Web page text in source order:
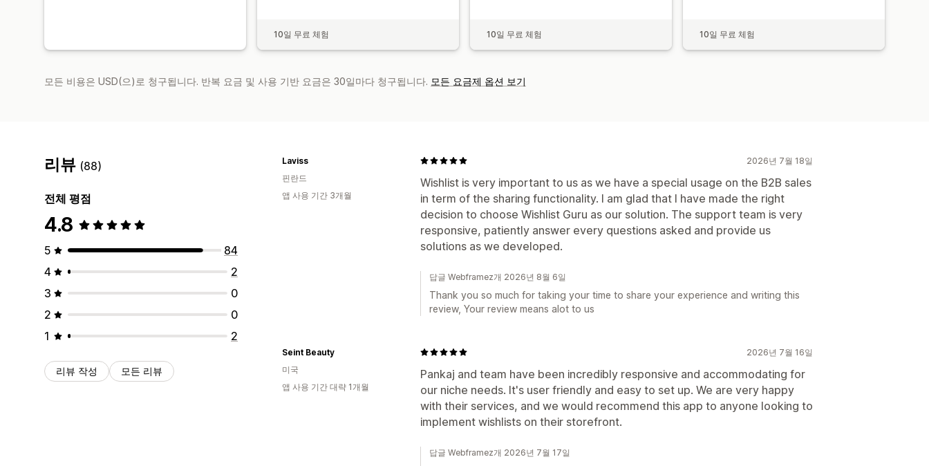
10일 무료 체험 10일 무료 체험 10일 무료 체험
모든 비용은 USD(으)로 청구됩니다. 반복 요금 및 사용 기반 요금은 30일마다 청구됩니다. 모든 요금제 옵션 보기
리뷰 (88)
전체 평점
4.8
5
84
4
2
3
0
2
0
1
2
리뷰 작성 모든 리뷰
2026년 7월 18일
Wishlist is very important to us as we have a special usage on the B2B sales
in term of the sharing functionality. I am glad that I have made the right
decision to choose Wishlist Guru as our solution. The support team is very
responsive, patiently answer every questions asked and provide us
solutions as we developed.
Laviss
핀란드
앱 사용 기간 3개월
답글 Webframez개 2026년 8월 6일
Thank you so much for taking your time to share your experience and writing this
review, Your review means alot to us
2026년 7월 16일
Pankaj and team have been incredibly responsive and accommodating for
our niche needs. It's user friendly and easy to set up. We are very happy
with their services, and we would recommend this app to anyone looking to
implement wishlists on their storefront.
Seint Beauty
미국
앱 사용 기간 대략 1개월
답글 Webframez개 2026년 7월 17일